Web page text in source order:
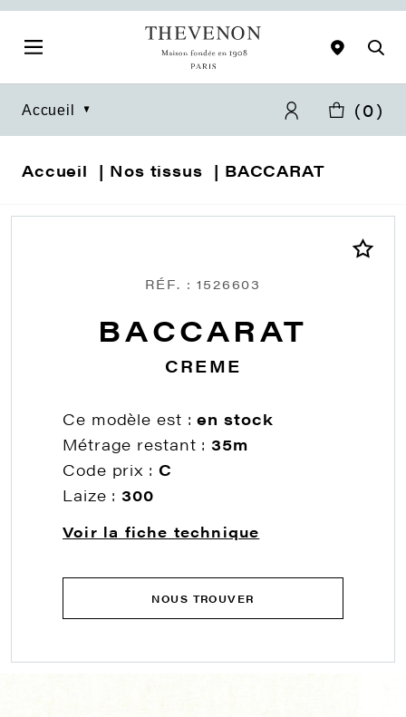
Accueil (0)
Accueil Nos tissus BACCARAT
RÉF. : 1526603
BACCARAT
CREME
Ce modèle est :en stock
Métrage restant :35m
Code prix : C
Laize :300
Voir la fiche technique
NOUS TROUVER